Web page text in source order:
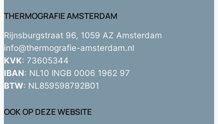
THERMOGRAFIE AMSTERDAM
Rijnsburgstraat 96, 1059 AZ Amsterdam
info@thermografie-amsterdam.nl
KVK: 73605344
IBAN: NL10 INGB 0006 1962 97
BTW: NL859598792B01
OOK OP DEZE WEBSITE